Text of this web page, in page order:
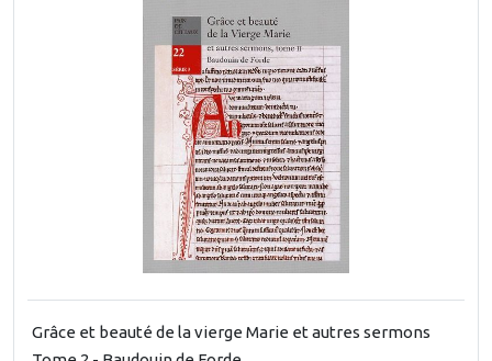
Grâce et beauté de la vierge Marie et autres sermons